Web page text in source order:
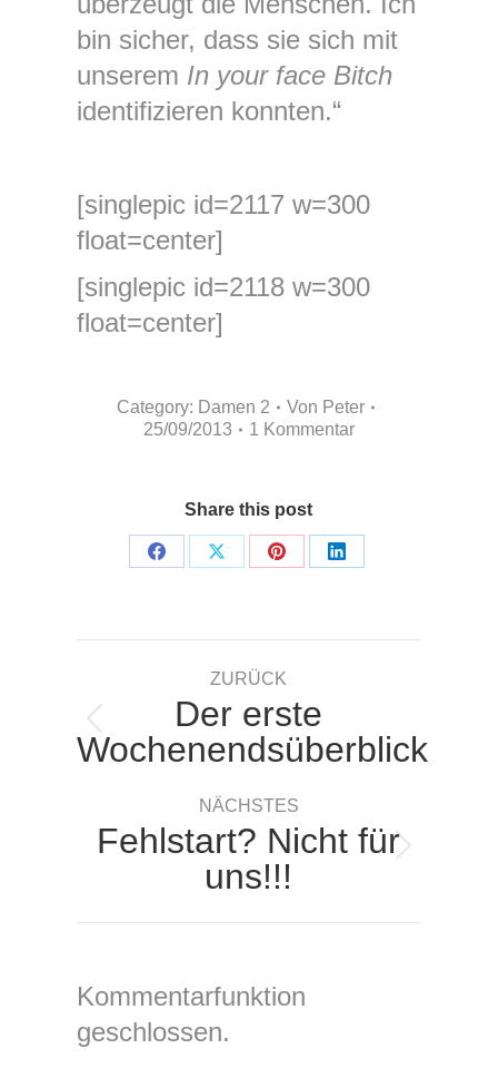
bin sicher, dass sie sich mit
unserem In your face Bitch
identifizieren konnten.“
[singlepic id=2117 w=300
float=center]
[singlepic id=2118 w=300
float=center]
Category: Damen 2 Von Peter
25/09/2013
1 Kommentar
Share this post
Share
Share
Share
Share
ZURÜCK
Vorheriger
Beitrag:
Der erste
Wochenendsüberblick
NÄCHSTES
Nächster
Beitrag:
Fehlstart? Nicht für
uns!!!
Kommentarfunktion
geschlossen.